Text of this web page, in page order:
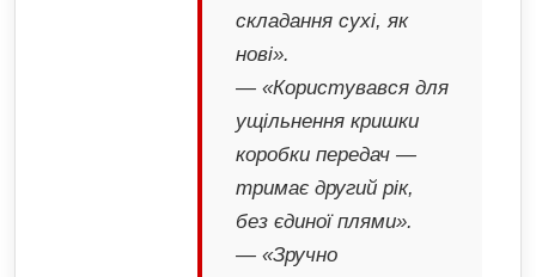
складання сухі, як
нові».
— «Користувався для
ущільнення кришки
коробки передач —
тримає другий рік,
без єдиної плями».
— «Зручно